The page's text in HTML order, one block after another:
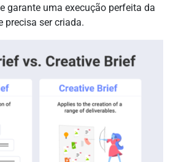
garante uma execução perfeita da
precisa ser criada.